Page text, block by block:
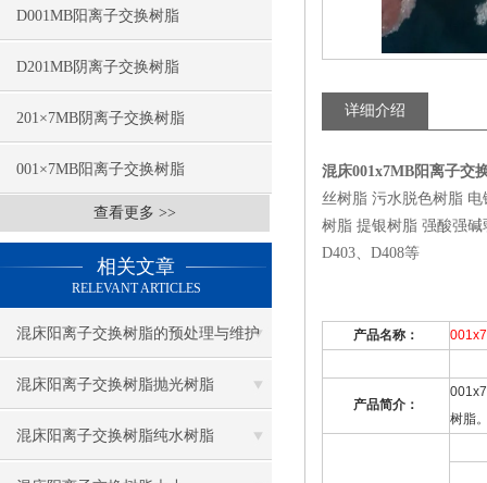
D001MB阳离子交换树脂
D201MB阴离子交换树脂
201×7MB阴离子交换树脂
001×7MB阳离子交换树脂
查看更多 >>
相关文章
RELEVANT ARTICLES
混床阳离子交换树脂的预处理与维护
混床阳离子交换树脂抛光树脂
混床阳离子交换树脂纯水树脂
详细介绍
混床001x7MB阳离子交
丝树脂 污水脱色树脂
树脂 提银树脂 强酸强碱
D403、D408等
产品名称：
产品简介：
树脂